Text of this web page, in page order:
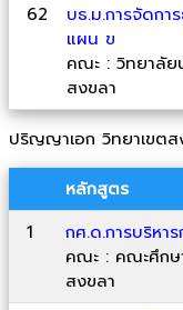
62
บธ.ม.การจัดกา
แผน ข
คณะ : วิทยาลัย
สงขลา
ปริญญาเอก วิทยาเขตส
หลักสูตร
1
กศ.ด.การบริหา
คณะ : คณะศึกษ
สงขลา